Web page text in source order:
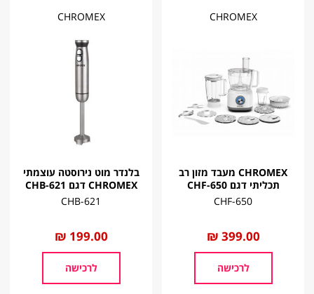
CHROMEX
CHROMEX מעבד מזון רב
תכליתי דגם CHF-650
CHF-650
החל
מ
399.00 ₪
לרכישה
CHROMEX
בלנדר מוט נירוסטה עוצמתי
CHROMEX דגם CHB-621
CHB-621
החל
מ
199.00 ₪
לרכישה